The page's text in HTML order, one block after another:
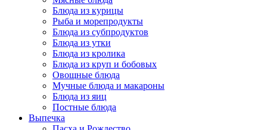
Блюда из курицы
Рыба и морепродукты
Блюда из субпродуктов
Блюда из утки
Блюда из кролика
Блюда из круп и бобовых
Овощные блюда
Мучные блюда и макароны
Блюда из яиц
Постные блюда
Выпечка